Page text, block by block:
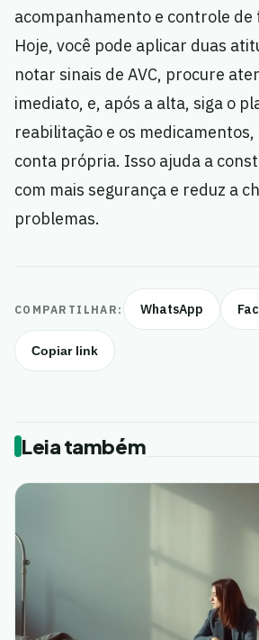
acompanhamento e controle de
Hoje, você pode aplicar duas
notar sinais de AVC, procure
imediato, e, após a alta, siga o
reabilitação e os
conta própria. Isso ajuda a
com mais segurança e reduz a
problemas.
COMPARTILHAR: WhatsApp
Copiar link
Leia também